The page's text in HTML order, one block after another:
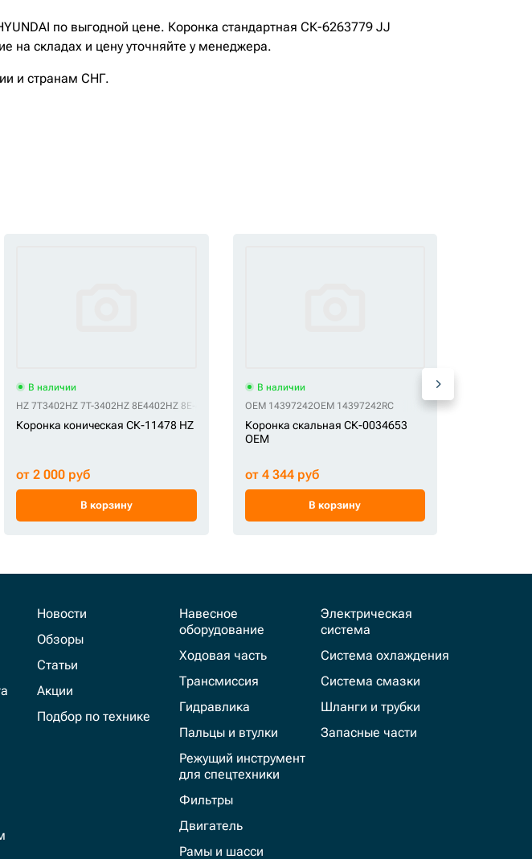
по выгодной цене. Коронка стандартная СК-6263779 JJ
на складах и цену уточняйте у менеджера.
и странам СНГ.
В наличии
HZ 7T3402HZ 7T-3402HZ 8E4402HZ 8E-4402 HZ J400
Коронка коническая СК-11478 HZ
от 2 000 руб
В корзину
В наличии
OEM 14397242OEM 14397242RC
Коронка скальная СК-0034653
OEM
от 4 344 руб
В корзину
Новости
Обзоры
Статьи
Акции
Подбор по технике
Навесное
оборудование
Ходовая часть
Трансмиссия
Гидравлика
Пальцы и втулки
Режущий инструмент
для спецтехники
Фильтры
Двигатель
Рамы и шасси
Электрическая
система
Система охлаждения
Система смазки
Шланги и трубки
Запасные части